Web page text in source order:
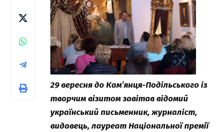
29 вересня до Кам’янця-Подільського із
творчим візитом завітав відомий
український письменник, журналіст,
видавець, лауреат Національної премії